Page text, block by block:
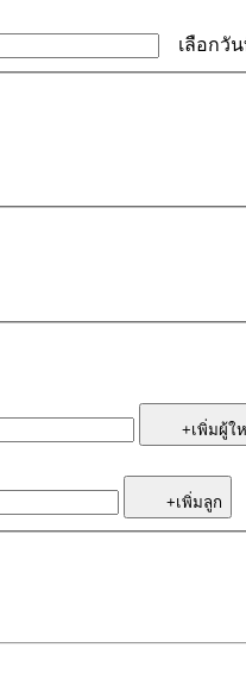
เลือกวั
+เพิ่มผู้ใ
+เพิ่มลูก